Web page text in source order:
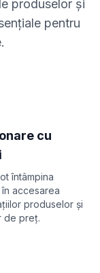
produselor și
pentru
cu
întâmpina
accesarea
produselor și
de preț.